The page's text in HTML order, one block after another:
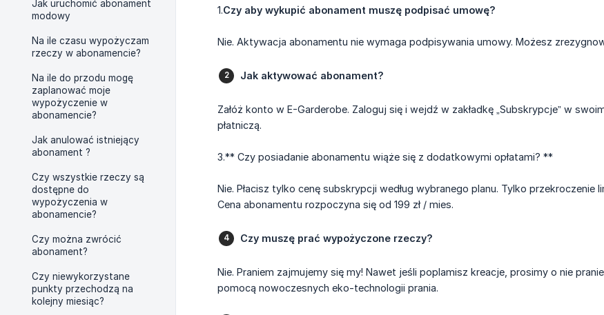
Jak uruchomić abonament
modowy
Na ile czasu wypożyczam
rzeczy w abonamencie?
Na ile do przodu mogę
zaplanować moje
wypożyczenie w
abonamencie?
Jak anulować istniejący
abonament ?
Czy wszystkie rzeczy są
dostępne do
wypożyczenia w
abonamencie?
Czy można zwrócić
abonament?
Czy niewykorzystane
punkty przechodzą na
kolejny miesiąc?
1.Czy aby wykupić abonament muszę podpisać umowę?
Nie. Aktywacja abonamentu nie wymaga podpisywania umowy. Możesz
Jak aktywować abonament?
Załóż konto w E-Garderobe. Zaloguj się i wejdź w zakładkę „Subskrypcje” w
płatniczą.
3.** Czy posiadanie abonamentu wiąże się z dodatkowymi opłatami? **
Nie. Płacisz tylko cenę subskrypcji według wybranego planu. Tylko
Cena abonamentu rozpoczyna się od 199 zł / mies.
Czy muszę prać wypożyczone rzeczy?
Nie. Praniem zajmujemy się my! Nawet jeśli poplamisz kreacje, prosimy o nie
pomocą nowoczesnych eko-technologii prania.